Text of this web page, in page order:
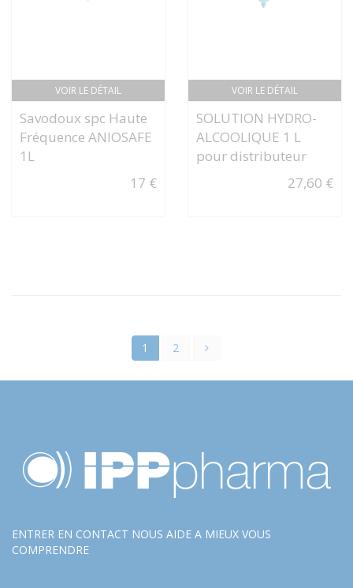
VOIR LE DÉTAIL
Savodoux spc Haute
Fréquence ANIOSAFE
1L
17 €
VOIR LE DÉTAIL
SOLUTION HYDRO-
ALCOOLIQUE 1 L
pour distributeur
27,60 €
1 2
ENTRER EN CONTACT NOUS AIDE A MIEUX VOUS
COMPRENDRE